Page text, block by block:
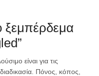
ξεμπέρδεμα
είναι για τις
Πόνος, κόπος,